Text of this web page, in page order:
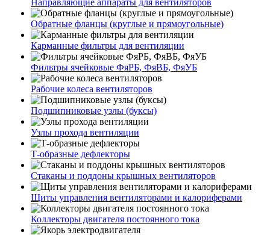
Направляющие аппараты для вентиляторов
Обратные фланцы (круглые и прямоугольные)
Карманные фильтры для вентиляции
Фильтры ячейковые ФяРБ, ФяВБ, ФяУБ
Рабочие колеса вентиляторов
Подшипниковые узлы (буксы)
Узлы прохода вентиляции
Т-образные дефлекторы
Стаканы и поддоны крышных вентиляторов
Щиты управления вентиляторами и калориферами
Коллекторы двигателя постоянного тока